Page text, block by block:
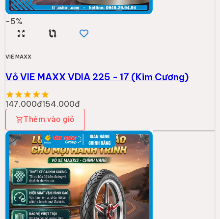
-5%
VIE MAXX
Vỏ VIE MAXX VDIA 225 - 17 (Kim Cương)
147.000đ154.000đ
Thêm vào giỏ